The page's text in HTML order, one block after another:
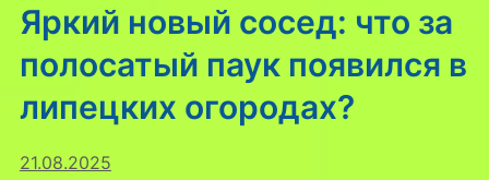
Яркий новый сосед: что за
полосатый паук появился в
липецких огородах?
21.08.2025